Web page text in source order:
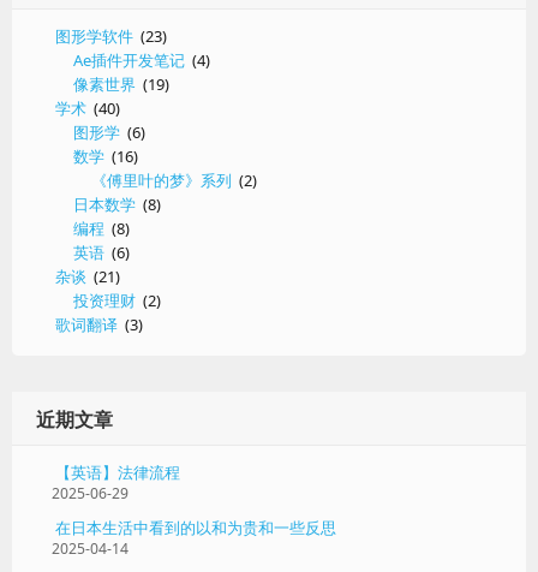
图形学软件 (23)
Ae插件开发笔记 (4)
像素世界 (19)
学术 (40)
图形学 (6)
数学 (16)
《傅里叶的梦》系列 (2)
日本数学 (8)
编程 (8)
英语 (6)
杂谈 (21)
投资理财 (2)
歌词翻译 (3)
近期文章
【英语】法律流程
2025-06-29
在日本生活中看到的以和为贵和一些反思
2025-04-14